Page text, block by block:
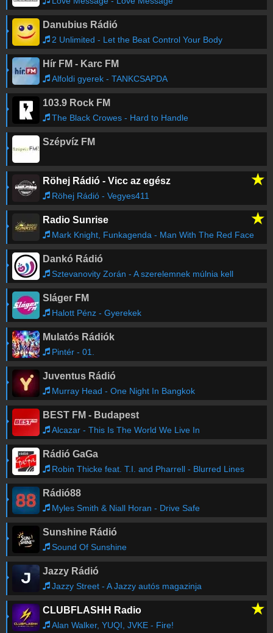
Danubius Rádió
2 Unlimited - Let the Beat Control Your Body
Hír FM - Karc FM
Alfoldi gyerek - TANKCSAPDA
103.9 Rock FM
The Black Crowes - Hard to Handle
Szépvíz FM
Röhej Rádió - Vicc az egész ★
Röhej Rádió - Vegyes411
Radio Sunrise ★
Mark Knight, Funkagenda - Man With The Red Face
Dankó Rádió
Sztevanovity Zorán - A szerelemnek múlnia kell
Sláger FM
Halott Pénz - Gyerekek
Mulatós Rádiók
Pintér - 01.
Juventus Rádió
Murray Head - One Night In Bangkok
BEST FM - Budapest
Alcazar - This Is The World We Live In
Rádió GaGa
Robin Thicke feat. T.I. and Pharrell - Blurred Lines
Rádió88
Myles Smith & Niall Horan - Drive Safe
Sunshine Rádió
Sound Of Sunshine
Jazzy Rádió
Jazzy Street - A Jazzy autós magazinja
CLUBFLASHH Radio ★
Alan Walker, YUQI, JVKE - Fire!